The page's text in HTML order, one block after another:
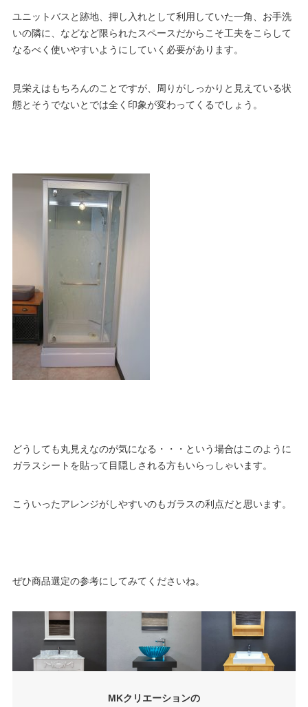
ユニットバスと跡地、押し入れとして利用していた一角、お手洗
いの隣に、などなど限られたスペースだからこそ工夫をこらして
なるべく使いやすいようにしていく必要があります。
見栄えはもちろんのことですが、周りがしっかりと見えている状
態とそうでないとでは全く印象が変わってくるでしょう。
どうしても丸見えなのが気になる・・・という場合はこのように
ガラスシートを貼って目隠しされる方もいらっしゃいます。
こういったアレンジがしやすいのもガラスの利点だと思います。
ぜひ商品選定の参考にしてみてくださいね。
MKクリエーションの